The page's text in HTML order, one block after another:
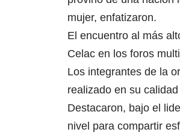
mujer, enfatizaron.
El encuentro al más
Celac en los foros
Los integrantes de la
realizado en su
Destacaron, bajo el
nivel para compartir